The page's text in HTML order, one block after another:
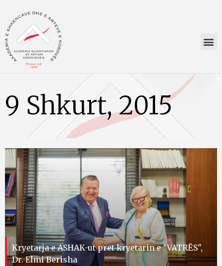
9 Shkurt, 2015
Kryetarja e ASHAK-ut pret kryetarin e "VATRËS",
Dr. Elmi Berisha